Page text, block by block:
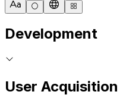
Development
User Acquisition